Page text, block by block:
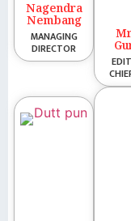
Nagendra
Nembang
MANAGING
DIRECTOR